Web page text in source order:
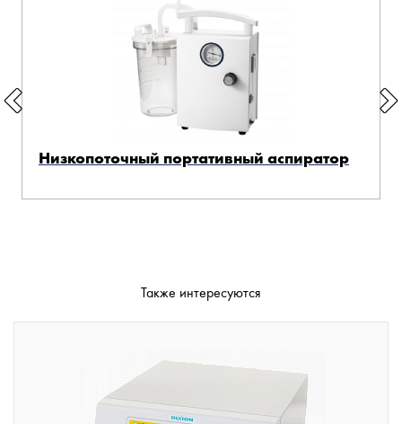
Низкопоточный портативный аспиратор
Также интересуются